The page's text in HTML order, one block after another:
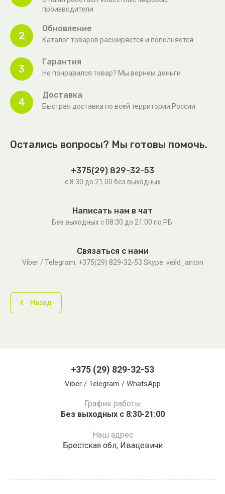
производители
2
Обновление
Каталог товаров расширяется и пополняется
3
Гарантия
Не понравился товар? Мы вернем деньги
4
Доставка
Быстрая доставка по всей территории России
Остались вопросы? Мы готовы помочь.
+375(29) 829-32-53
с 8.30 до 21.00 без выходных
Написать нам в чат
Без выходных c 08:30 до 21:00 по РБ.
Связаться с нами
Viber / Telegram: +375(29) 829-32-53 Skype: veild_anton
Назад
+375 (29) 829-32-53
Viber / Telegram / WhatsApp
График работы
Без выходных с 8:30-21:00
Наш адрес
Брестская обл, Ивацевичи